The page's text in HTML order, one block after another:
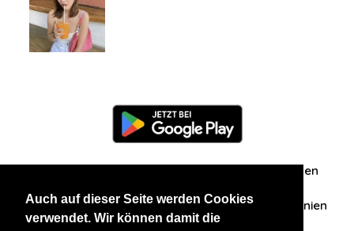
Auch auf dieser Seite werden Cookies
verwendet. Wir können damit die
Zuschriften/Erfahrungen
Datenschutzerklärung AGB Datenschutzrichtlinien